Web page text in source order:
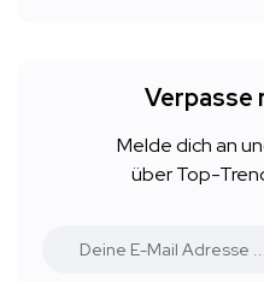
Verpasse
Melde dich an
über Top-